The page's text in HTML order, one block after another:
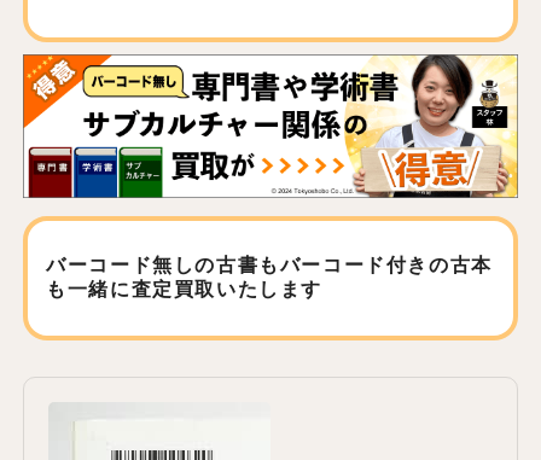
バーコード無しの古書もバーコード付きの古本
も 一緒に査定買取いたします